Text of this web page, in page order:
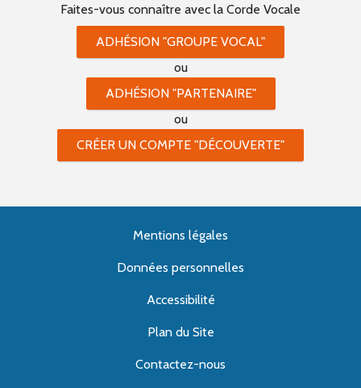
Faites-vous connaître avec la Corde Vocale
ADHÉSION "GROUPE VOCAL"
ou
ADHÉSION "PARTENAIRE"
ou
CRÉER UN COMPTE "DÉCOUVERTE"
Mentions légales
Données personnelles
Accessibilité
Plan du Site
Contactez-nous